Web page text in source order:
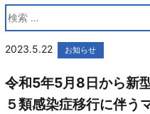
2023.5.22 お知らせ
令和5年5月8日から新
５類感染症移行に伴う